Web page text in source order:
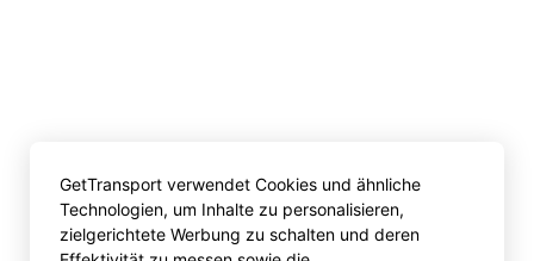
GetTransport verwendet Cookies und ähnliche
Technologien, um Inhalte zu personalisieren,
zielgerichtete Werbung zu schalten und deren